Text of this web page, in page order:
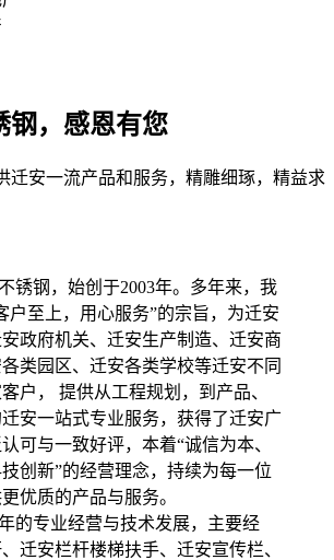
钢，感恩有您
迁安一流产品和服务，精雕细琢，精益求
钢，始创于2003年。多年来，我
户至上，用心服务”的宗旨，为迁安
安政府机关、迁安生产制造、迁安商
类园区、迁安各类学校等迁安不同
户， 提供从工程规划，到产品、
安一站式专业服务，获得了迁安广
可与一致好评，本着“诚信为本、
创新”的经营理念，持续为每一位
优质的产品与服务。
专业经营与技术发展，主要经
迁安栏杆楼梯扶手、迁安宣传栏、